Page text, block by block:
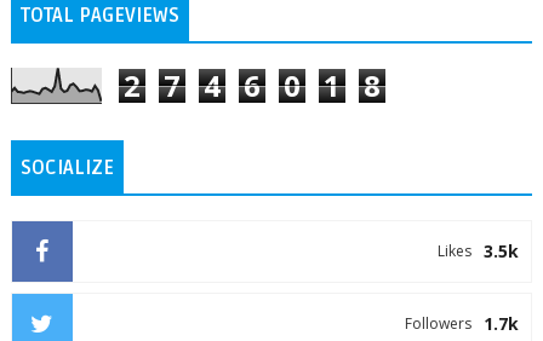
TOTAL PAGEVIEWS
2 7 4 6 0 1 8
SOCIALIZE
3.5k
Likes
1.7k
Followers